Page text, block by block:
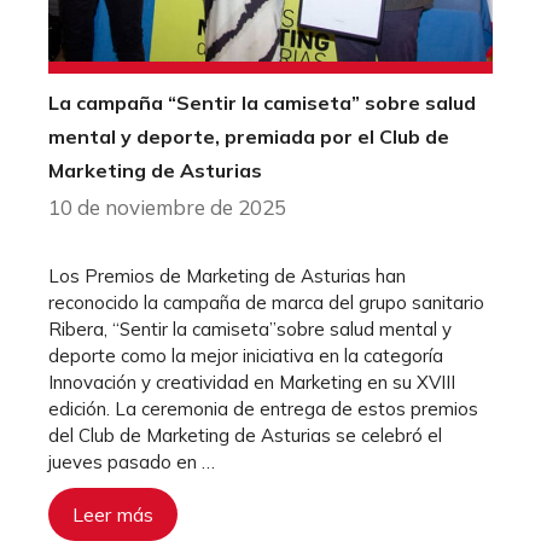
La campaña “Sentir la camiseta” sobre salud
mental y deporte, premiada por el Club de
Marketing de Asturias
10 de noviembre de 2025
Los Premios de Marketing de Asturias han
reconocido la campaña de marca del grupo sanitario
Ribera, “Sentir la camiseta”sobre salud mental y
deporte como la mejor iniciativa en la categoría
Innovación y creatividad en Marketing en su XVIII
edición. La ceremonia de entrega de estos premios
del Club de Marketing de Asturias se celebró el
jueves pasado en …
Leer más